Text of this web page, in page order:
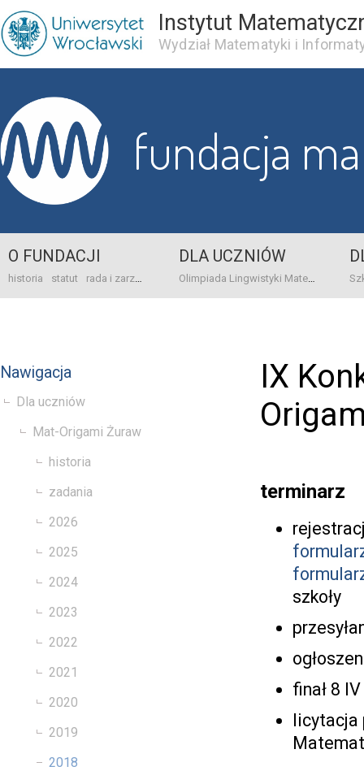
Instytut
Wydział Matematyki i
fundacja
O FUNDACJI
historia statut rada i zarząd dane bankowo-adresowe kontakt
DLA UCZNIÓW
Olimpiada Lingwistyki Matematycznej
Nawigacja
Dla uczniów
Mat-Origami Żuraw
historia
zadania
2026
2025
2024
2023
2022
2021
2020
2019
2018
IX
terminarz
szkoły
finał 8
licytacja